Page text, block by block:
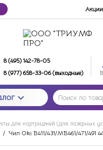
Акции
8 (495) 142-78-05
8 (977) 658-33-06 (выходные)
для картриджей (для лазерных
/ Чип Oki B411/431/MB461/471/491